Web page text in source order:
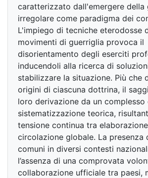
caratterizzato dall'emergere della
irregolare come paradigma dei
L'impiego di tecniche eterodosse
movimenti di guerriglia provoca il
disorientamento degli eserciti
inducendoli alla ricerca di
stabilizzare la situazione. Più che
origini di ciascuna dottrina, il
loro derivazione da un
sistematizzazione teorica,
tensione continua tra
circolazione globale. La presenza
comuni in diversi contesti
l’assenza di una comprovata
collaborazione ufficiale tra paesi,